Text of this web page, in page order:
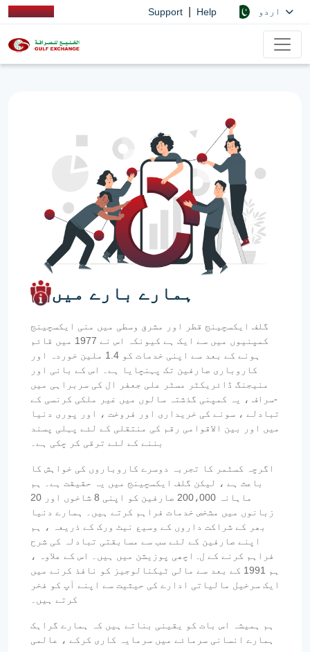
Support Help
ہمارے بارے میں
گلف ایکسچینج قطر اور مشرق وسطی میں منی ایکسچینج
کمپنیوں میں سے ایک ہے کیونکہ اس نے 1977 میں قائم
ہونے کے بعد سے اپنی خدمات کو 1.4 ملین خوردہ اور
کاروباری صارفین تک پہنچایا ہے۔ اس کے بانی اور
منیجنگ ڈائریکٹر مسٹر علی جعفر ال کی سربراہی میں
-سراف ، یہ کمپنی گذشتہ سالوں میں غیر ملکی کرنسی کے
تبادلے ، سونے کی خریداری اور فروخت ، اور پوری دنیا
میں اور بین الاقوامی رقم کی منتقلی کے لئے پہلی پسند
بننے کے لئے ترقی کر چکی ہے۔
اگرچہ کسٹمر کا تجربہ دوسرے کاروباروں کی خواہش کا
باعث ہے ، لیکن گلف ایکسچینج میں یہ حقیقت ہے۔ ہم
ماہانہ 200،000 صارفین کو اپنی 8 شاخوں اور 20
زبانوں میں مشخص خدمات فراہم کرتے ہیں۔ ہمارے دنیا
بھر کے شراکت داروں کے وسیع نیٹ ورک کے ذریعہ ، ہم
اپنے صارفین کے لئے سب سے مسابقتی تبادلہ کی شرح
فراہم کرنے کے ل. اچھی پوزیشن میں ہیں۔ اس کے علاوہ ،
ہم 1991 کے بعد سے مالی ٹیکنالوجیز کو نافذ کرنے میں
ایک سرخیل مالیاتی ادارے کی حیثیت سے اپنے آپ کو فخر
کرتے ہیں۔
ہم ہمیشہ اس بات کو یقینی بناتے ہیں کہ ہمارے گراہک
ہمارے انسانی سرمائے میں سرمایہ کاری کرکے ، عالمی